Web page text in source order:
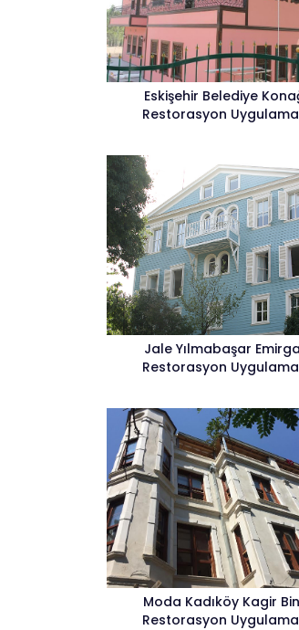
Eskişehir Belediye
Restorasyon
Jale Yılmabaşar
Restorasyon
Moda Kadıköy Kagir
Restorasyon